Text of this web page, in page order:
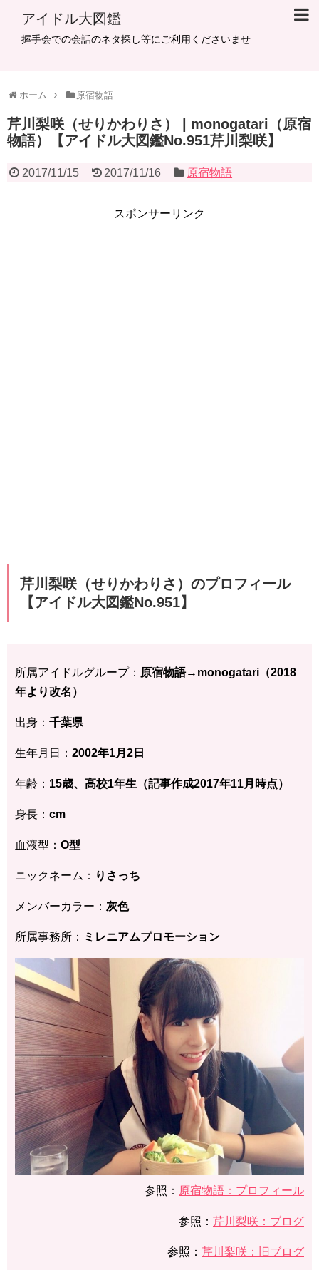
アイドル大図鑑
握手会での会話のネタ探し等にご利用くださいませ
ホーム 原宿物語
芹川梨咲（せりかわりさ） | monogatari（原宿
物語）【アイドル大図鑑No.951芹川梨咲】
2017/11/15 2017/11/16 原宿物語
スポンサーリンク
​​​​​芹川梨咲（せりかわりさ）のプロフィール
【アイドル大図鑑No.951】
所属アイドルグループ： 原宿物語→monogatari（2018
年より改名）
出身： 千葉県
生年月日： 2002年1月2日
年齢： 15歳、高校1年生（記事作成2017年11月時点）
身長： cm
血液型： O型
ニックネーム： りさっち
メンバーカラー： 灰色
所属事務所： ミレニアムプロモーション
参照： ​​原宿物語：プロフィール
参照： ​​​​​​芹川梨咲：ブログ
参照： ​​​​​​芹川梨咲：旧ブログ